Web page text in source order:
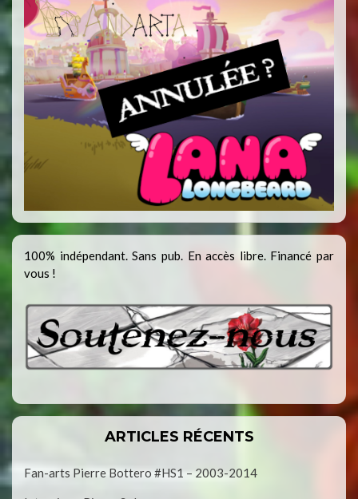
100% indépendant. Sans pub. En accès libre. Financé par
vous !
ARTICLES RÉCENTS
Fan-arts Pierre Bottero #HS1 – 2003-2014